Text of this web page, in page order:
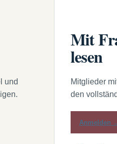
und
Mit
lesen
Mitglieder
den
Anmelden